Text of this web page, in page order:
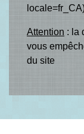
locale=fr_CA
Attention : la
vous
du site